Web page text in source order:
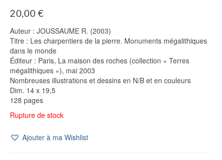
20,00 €
Auteur : JOUSSAUME R. (2003)
Titre : Les charpentiers de la pierre. Monuments mégalithiques
dans le monde
Éditeur : Paris, La maison des roches (collection « Terres
mégalithiques »), mai 2003
Nombreuses illustrations et dessins en N/B et en couleurs
Dim. 14 x 19,5
128 pages
Rupture de stock
Ajouter à ma Wishlist